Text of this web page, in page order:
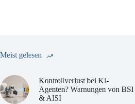
Meist gelesen
Kontrollverlust bei KI-
Agenten? Warnungen von BSI
& AISI